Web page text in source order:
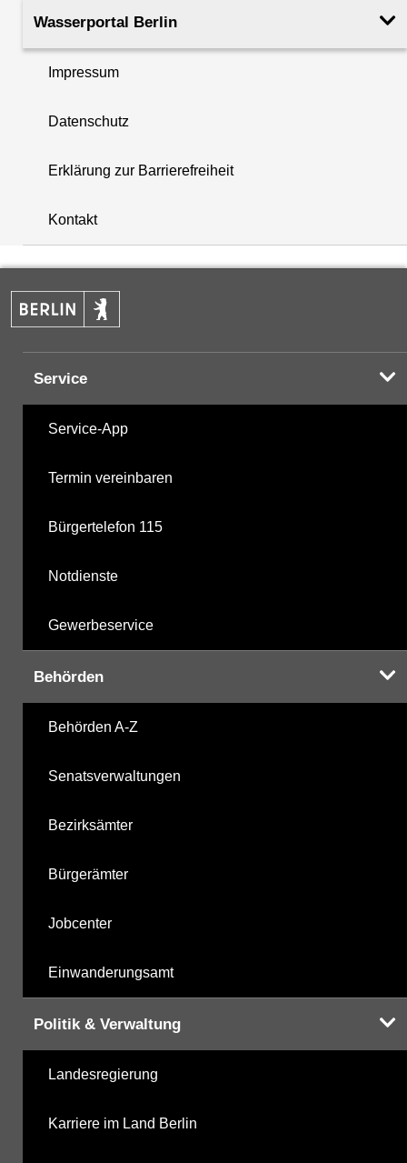
+
−
Wasserportal Berlin
Impressum
Datenschutz
Erklärung zur Barrierefreiheit
Kontakt
Service
Service-App
Termin vereinbaren
Bürgertelefon 115
Notdienste
Gewerbeservice
Behörden
Behörden A-Z
Senatsverwaltungen
Bezirksämter
Bürgerämter
Jobcenter
Einwanderungsamt
Politik & Verwaltung
Landesregierung
Karriere im Land Berlin